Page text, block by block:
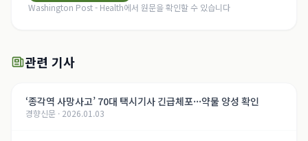
Washington Post - Health에서 원문을 확인할 수 있습니다
관련 기사
‘종각역 사망사고’ 70대 택시기사 긴급체포···약물 양성 확인
경향신문 · 2026.01.03